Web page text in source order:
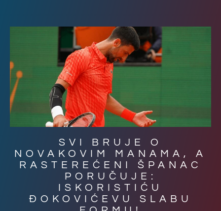
SVI BRUJE O
NOVAKOVIM MANAMA, A
RASTEREĆENI ŠPANAC
PORUČUJE:
ISKORISTIĆU
ĐOKOVIĆEVU SLABU